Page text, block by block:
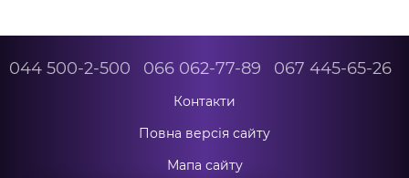
044 500-2-500 066 062-77-89 067 445-65-26
Контакти
Повна версія сайту
Мапа сайту